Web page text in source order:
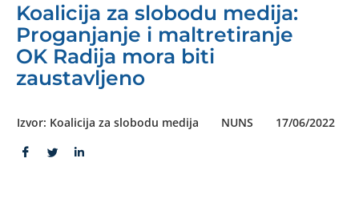
Koalicija za slobodu medija:
Proganjanje i maltretiranje
OK Radija mora biti
zaustavljeno
Izvor: Koalicija za slobodu medija NUNS 17/06/2022